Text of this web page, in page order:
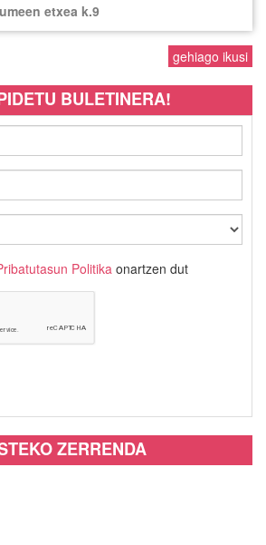
etxea k.9
gehiago ikusi
BULETINERA!
Politika onartzen dut
ZERRENDA